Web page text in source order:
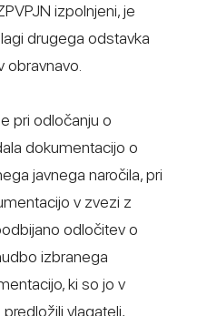
izpolnjeni, je
drugega odstavka
obravnavo.
pri odločanju o
dokumentacijo o
javnega naročila, pri
v zvezi z
odločitev o
izbranega
ki so jo v
vlagatelj,